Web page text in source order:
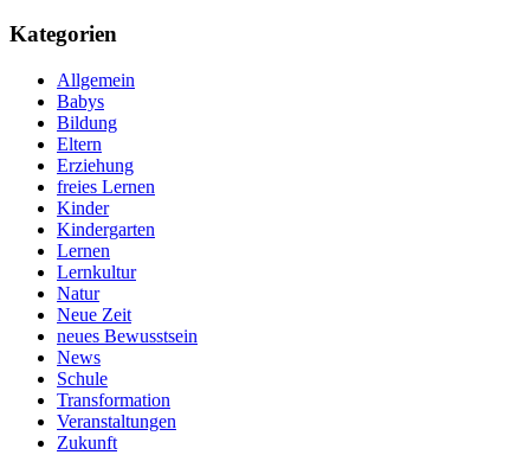
Kategorien
Allgemein
Babys
Bildung
Eltern
Erziehung
freies Lernen
Kinder
Kindergarten
Lernen
Lernkultur
Natur
Neue Zeit
neues Bewusstsein
News
Schule
Transformation
Veranstaltungen
Zukunft